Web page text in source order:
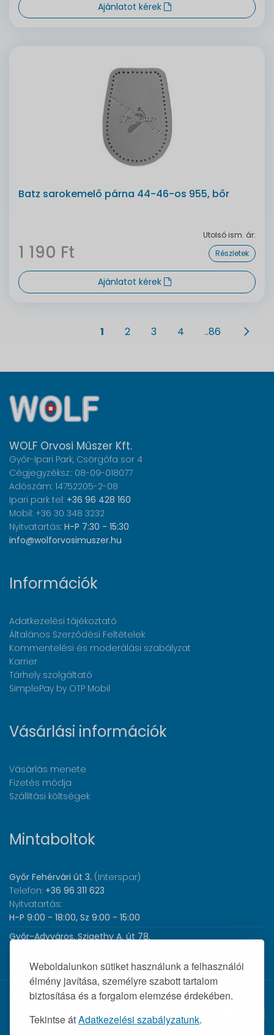
Weboldalunkon sütiket használunk a felhasználói
élmény javítása, személyre szabott tartalom
biztosítása és a forgalom elemzése érdekében.
Tekintse átAdatkezelési szabályzatunk.
Ajánlatot kérek
Batz sarokemelő párna 44-46-os 955, bőr
Utolsó ism. ár:
1 190 Ft Részletek
Ajánlatot kérek
1 2 3 4 ..86
WOLF Orvosi Műszer Kft.
Győr-Ipari Park, Csörgőfa sor 4
Cégjegyzéksz.: 08-09-018077
Adószám: 14752205-2-08
Ipari park tel: +36 96 428 160
Mobil: +36 30 348 3232
Nyitvatartás: H-P 7:30 - 15:30
info@wolforvosimuszer.hu
Információk
Adatkezelési tájékoztató
Általános Szerződési Feltételek
Kommentelési és moderálási szabályzat
Karrier
Tárhely szolgáltató
SimplePay by OTP Mobil
Vásárlási információk
Vásárlás menete
Fizetés módja
Szállítási költségek
Mintaboltok
Győr Fehérvári út 3. (Interspar)
Telefon: +36 96 311 623
Nyitvatartás:
H-P 9:00 - 18:00, Sz 9:00 - 15:00
Győr-Adyváros, Szigethy A. út 78.
Telefon:
Nyitvatartás:H-P 8:00 - 17:00
© 2026 Wolf Orvosi Műszer Kft. |